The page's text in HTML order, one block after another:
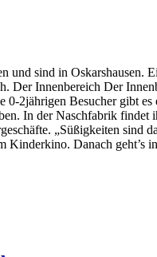
und sind in
Der Innenbereich Der
2jährigen Besucher gibt
In der Naschfabrik
„Süßigkeiten sind
Kinderkino. Danach